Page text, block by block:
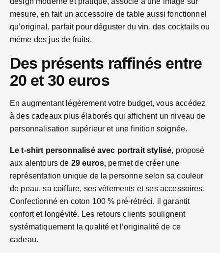
mesure, en fait un accessoire de table aussi fonctionnel
qu’original, parfait pour déguster du vin, des cocktails ou
même des jus de fruits.
Des présents raffinés entre
20 et 30 euros
En augmentant légèrement votre budget, vous accédez
à des cadeaux plus élaborés qui affichent un niveau de
personnalisation supérieur et une finition soignée.
Le t-shirt personnalisé avec portrait stylisé, proposé
aux alentours de 29 euros, permet de créer une
représentation unique de la personne selon sa couleur
de peau, sa coiffure, ses vêtements et ses accessoires.
Confectionné en coton 100 % pré-rétréci, il garantit
confort et longévité. Les retours clients soulignent
systématiquement la qualité et l’originalité de ce
cadeau.